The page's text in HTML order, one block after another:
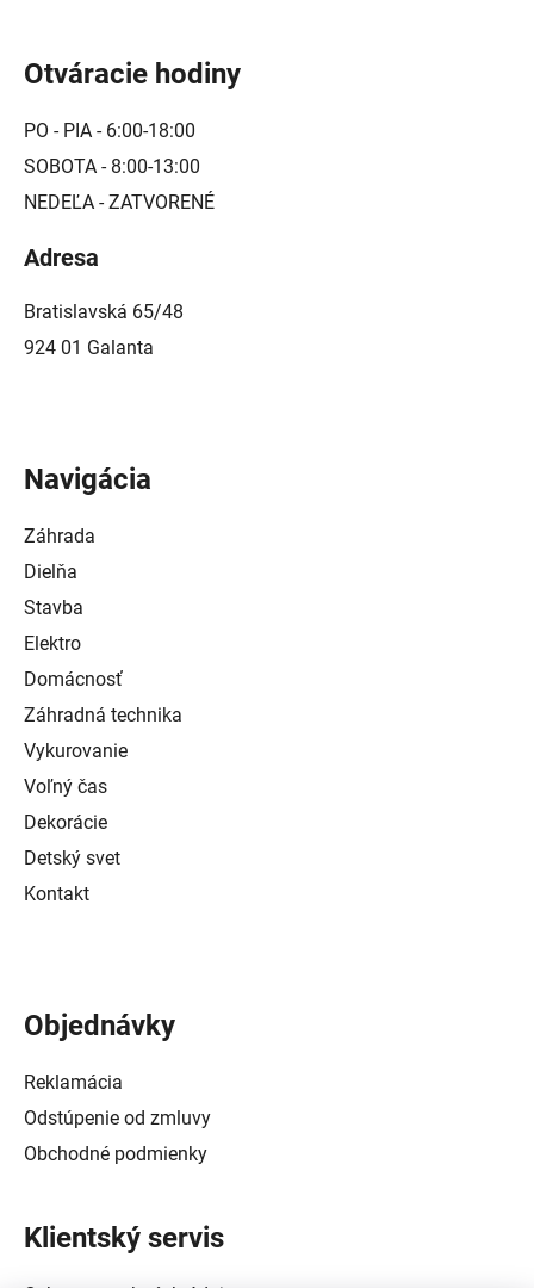
Otváracie hodiny
PO - PIA - 6:00-18:00
SOBOTA - 8:00-13:00
NEDEĽA - ZATVORENÉ
Adresa
Bratislavská 65/48
924 01 Galanta
Navigácia
Záhrada
Dielňa
Stavba
Elektro
Domácnosť
Záhradná technika
Vykurovanie
Voľný čas
Dekorácie
Detský svet
Kontakt
Objednávky
Reklamácia
Odstúpenie od zmluvy
Obchodné podmienky
Klientský servis